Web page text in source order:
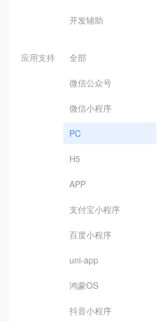
开发辅助
应用支持 全部
微信公众号
微信小程序
PC
H5
APP
支付宝小程序
百度小程序
uni-app
鸿蒙OS
抖音小程序